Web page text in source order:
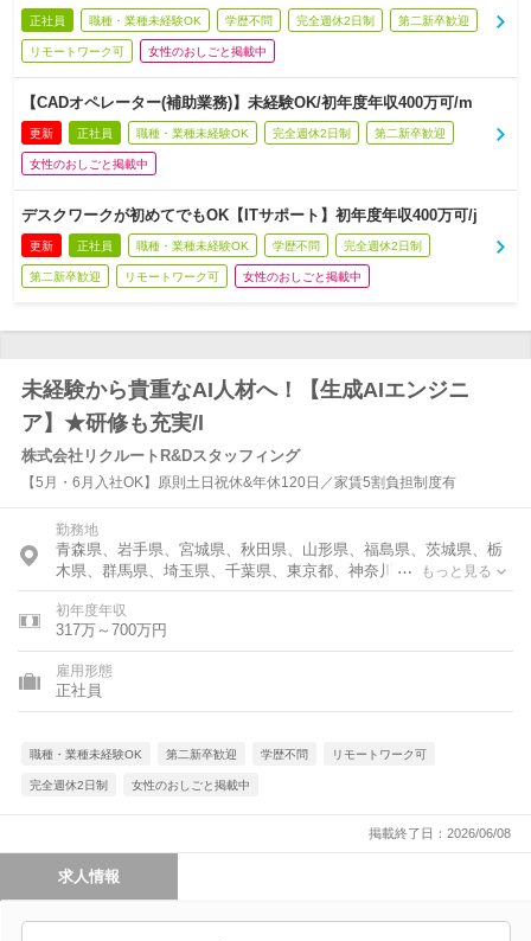
正社員 職種・業種未経験OK 学歴不問 完全週休2日制 第二新卒歓迎
リモートワーク可 女性のおしごと掲載中
【CADオペレーター(補助業務)】未経験OK/初年度年収400万可/m
更新 正社員 職種・業種未経験OK 完全週休2日制 第二新卒歓迎
女性のおしごと掲載中
デスクワークが初めてでもOK【ITサポート】初年度年収400万可/j
更新 正社員 職種・業種未経験OK 学歴不問 完全週休2日制
第二新卒歓迎 リモートワーク可 女性のおしごと掲載中
未経験から貴重なAI人材へ！【生成AIエンジニ
ア】★研修も充実/l
株式会社リクルートR&Dスタッフィング
【5月・6月入社OK】原則土日祝休&年休120日／家賃5割負担制度有
勤務地
青森県、岩手県、宮城県、秋田県、山形県、福島県、茨城県、栃
木県、群馬県、埼玉県、千葉県、東京都、神奈川県、福井県、山
梨県、長野県、岐阜県、静岡県、愛知県、三重県、滋賀県、京都
府、大阪府、兵庫県、奈良県、岡山県、広島県、山口県、香川
県、福岡県、佐賀県、長崎県、熊本県、大分県、宮崎県、鹿児島
県
もっと見る
初年度年収
317万～700万円
雇用形態
正社員
職種・業種未経験OK 第二新卒歓迎 学歴不問 リモートワーク可
完全週休2日制 女性のおしごと掲載中
掲載終了日：2026/06/08
求人情報